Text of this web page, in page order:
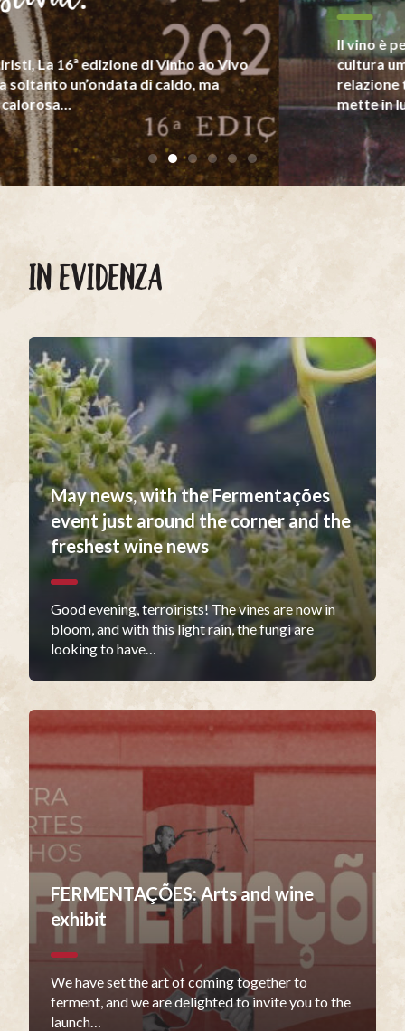
Il vino è per noi patrimonio e elemento di
cultura umanista in senso lato, frutto della
relazione tra chi lo produce e la (sua) terra e che
mette in luce la sua complessità espressiva.
IN EVIDENZA
May news, with the Fermentações
event just around the corner and the
freshest wine news
Good evening, terroirists! The vines are now in
bloom, and with this light rain, the fungi are
looking to have…
FERMENTAÇÕES: Arts and wine
exhibit
We have set the art of coming together to
ferment, and we are delighted to invite you to the
launch…